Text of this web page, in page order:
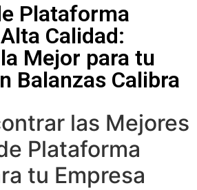
Plataforma
Calidad:
Mejor para tu
Balanzas Calibra
las Mejores
Plataforma
tu Empresa